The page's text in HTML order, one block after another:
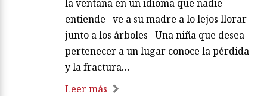
la ventana en un idioma que nadie
entiende ve a su madre a lo lejos llorar
junto a los árboles Una niña que desea
pertenecer a un lugar conoce la pérdida
y la fractura…
Leer más